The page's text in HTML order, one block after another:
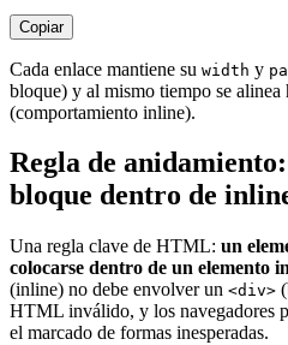
Copiar
Cada enlace mantiene su width y
bloque) y al mismo tiempo se alinea
(comportamiento inline).
Regla de
bloque dentro de
Una regla clave de HTML: un
colocarse dentro de un elemento
(inline) no debe envolver un <div>
HTML inválido, y los navegadores
el marcado de formas inesperadas.